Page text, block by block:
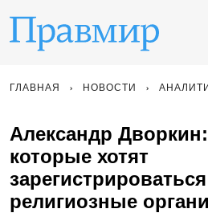
ГЛАВНАЯ НОВОСТИ
Александр
которые хотят
религиозные